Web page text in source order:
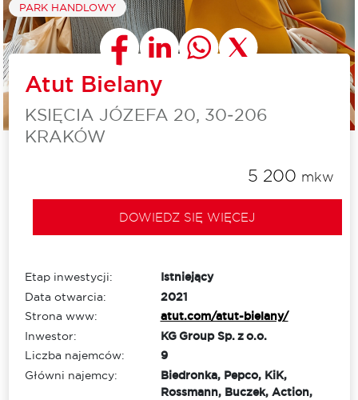
PARK HANDLOWY
Atut Bielany
KSIĘCIA JÓZEFA 20, 30‑206
KRAKÓW
5 200 mkw
DOWIEDZ SIĘ WIĘCEJ
Etap inwestycji:
Istniejący
Data otwarcia:
2021
Strona www:
atut.com/atut-bielany/
Inwestor:
KG Group Sp. z o.o.
Liczba najemców:
9
Główni najemcy:
Biedronka, Pepco, KiK,
Rossmann, Buczek, Action,